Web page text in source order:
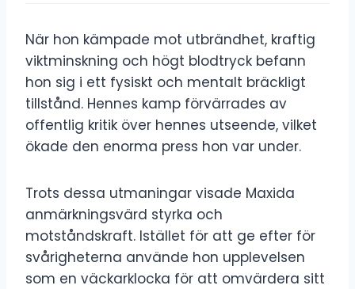
När hon kämpade mot utbrändhet, kraftig
viktminskning och högt blodtryck befann
hon sig i ett fysiskt och mentalt bräckligt
tillstånd. Hennes kamp förvärrades av
offentlig kritik över hennes utseende, vilket
ökade den enorma press hon var under.
Trots dessa utmaningar visade Maxida
anmärkningsvärd styrka och
motståndskraft. Istället för att ge efter för
svårigheterna använde hon upplevelsen
som en väckarklocka för att omvärdera sitt